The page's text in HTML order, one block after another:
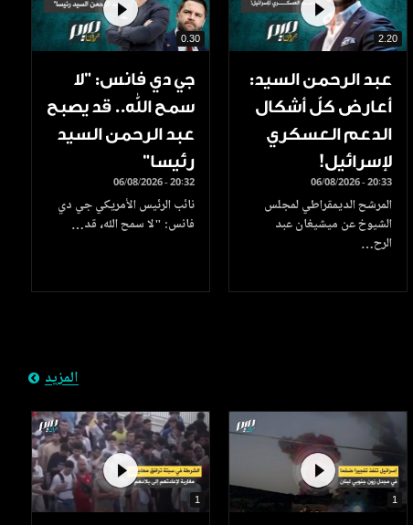
2.20
عبد الرحمن السيد:
أعارض كلّ أشكال
الدعم العسكري
لإسرائيل!
06/08/2026 - 20:33
المرشح الديمقراطي لمجلس
الشيوخ عن ميشيغان عبد
الرح…
0.30
جي دي فانس: ”لا
سمح الله.. قد يصبح
عبد الرحمن السيد
رئيسا”
06/08/2026 - 20:32
نائب الرئيس الأمريكي جي دي
فانس: "لا سمح الله، قد…
المزيد
1
1